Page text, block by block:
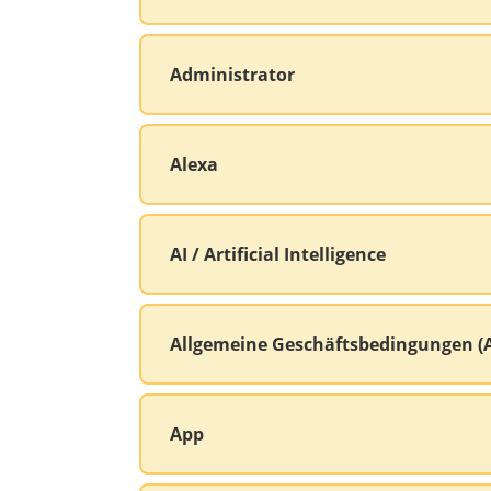
Administrator
Alexa
AI / Artificial Intelligence
Allgemeine Geschäftsbedingungen
App